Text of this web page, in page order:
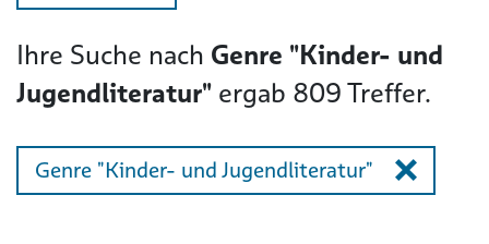
Ihre Suche nach Genre "Kinder- und
Jugendliteratur" ergab 809Treffer.
Genre "Kinder- und Jugendliteratur"